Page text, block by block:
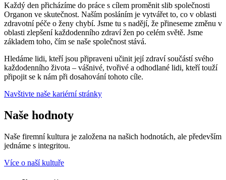
Každý den přicházíme do práce s cílem proměnit slib společnosti
Organon ve skutečnost. Naším posláním je vytvářet to, co v oblasti
zdravotní péče o ženy chybí. Jsme tu s nadějí, že přineseme změnu v
oblasti zlepšení každodenního zdraví žen po celém světě. Jsme
základem toho, čím se naše společnost stává.
Hledáme lidi, kteří jsou připraveni učinit její zdraví součástí svého
každodenního života – vášnivé, tvořivé a odhodlané lidi, kteří touží
připojit se k nám při dosahování tohoto cíle.
Navštivte naše kariérní stránky
Naše hodnoty
Naše firemní kultura je založena na našich hodnotách, ale především
jednáme s integritou.
Více o naší kultuře